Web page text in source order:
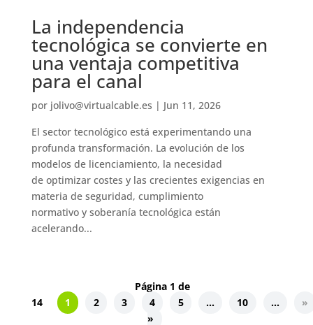
La independencia
tecnológica se convierte en
una ventaja competitiva
para el canal
por jolivo@virtualcable.es | Jun 11, 2026
El sector tecnológico está experimentando una
profunda transformación. La evolución de los
modelos de licenciamiento, la necesidad
de optimizar costes y las crecientes exigencias en
materia de seguridad, cumplimiento
normativo y soberanía tecnológica están
acelerando...
Página 1 de
14
1 2 3 4 5 ... 10 ...
»
»